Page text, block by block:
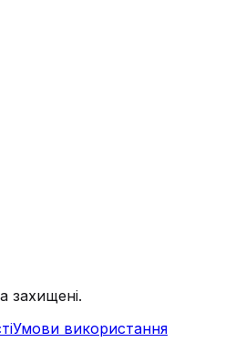
захищені.
Умови використання